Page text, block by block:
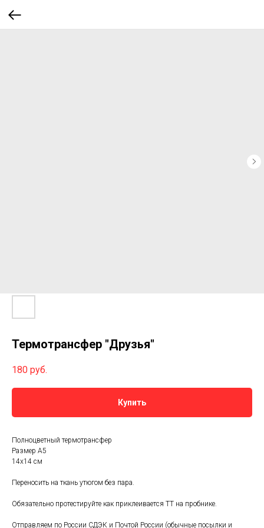
Термотрансфер "Друзья"
180 руб.
Купить
Полноцветный термотрансфер
Размер А5
14х14 см
Переносить на ткань утюгом без пара.
Обязательно протестируйте как приклеивается ТТ на пробнике.
Отправляем по России СДЭК и Почтой России (обычные посылки и